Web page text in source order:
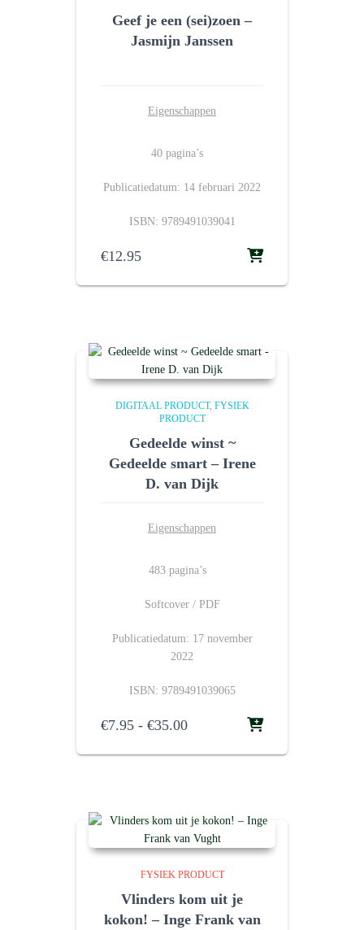
Geef je een (sei)zoen –
Jasmijn Janssen
Eigenschappen
40 pagina’s
Publicatiedatum: 14 februari 2022
ISBN: 9789491039041
€12.95
DIGITAAL PRODUCT FYSIEK
PRODUCT
Gedeelde winst ~
Gedeelde smart – Irene
D. van Dijk
Eigenschappen
483 pagina’s
Softcover / PDF
Publicatiedatum: 17 november
2022
ISBN: 9789491039065
€7.95 - €35.00Prijsklasse:
tot
FYSIEK PRODUCT
Vlinders kom uit je
kokon! – Inge Frank van